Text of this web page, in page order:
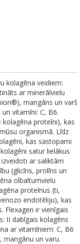
kolagēna veidiem:
ar minerālvielu
mangāns un varš
vitamīni: C, B6.
proteīni), kas
organismā. Līdz
kas sastopami
satur lielākus
ar saliktām
(glicīns, prolīns un
olbaltumvielu
proteīnus (ti,
endotēliju), kas
Flexagen ir vienīgais
II dabīgais kolagēns
ar vitamīniem: C, B6
mangānu un varu.